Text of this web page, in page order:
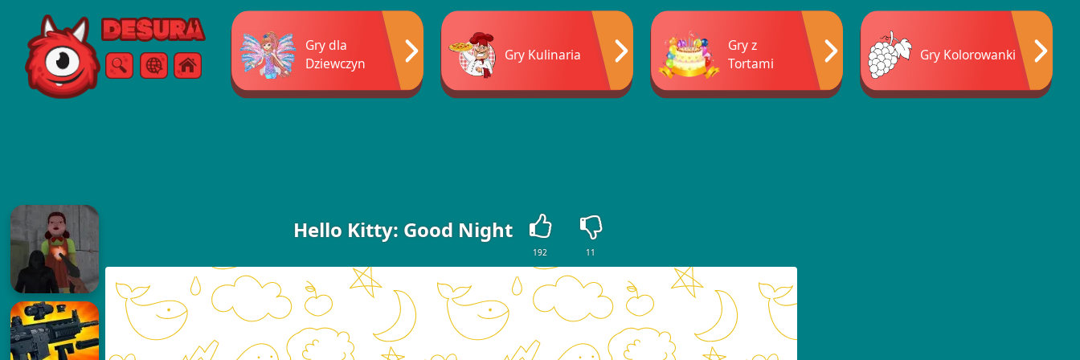
Free Online Games
SzukajMenu
Gry dla
Dziewczyn
Gry Kulinaria
Gry z
Tortami
Gry Kolorowanki
Hello Kitty: Good Night
192 11